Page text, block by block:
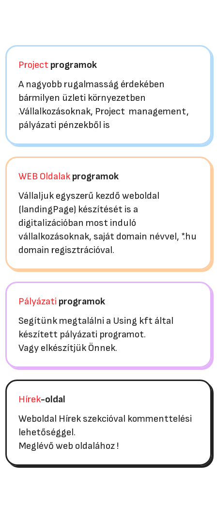
Project programok
A nagyobb rugalmasság érdekében
bármilyen üzleti környezetben
.Vállalkozásoknak, Project management,
pályázati pénzekből is
WEB Oldalak programok
Vállaljuk egyszerű kezdő weboldal
(landingPage) készítését is a
digitalizációban most induló
vállalkozásoknak, saját domain névvel, *.hu
domain regisztrációval.
Pályázati programok
Segítünk megtalálni a Using kft által
készített pályázati programot.
Vagy elkészítjük Önnek.
Hírek-oldal
Weboldal Hírek szekcióval kommenttelési
lehetőséggel.
Meglévő web oldalához !